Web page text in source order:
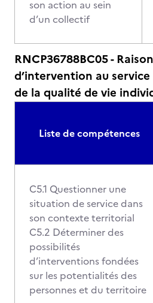
son action au sein
d’un collectif
RNCP36788BC05 -
d’intervention au
de la qualité de vie
Liste de compétences
C5.1 Questionner une
situation de service dans
son contexte territorial
C5.2 Déterminer des
possibilités
d’interventions fondées
sur les potentialités des
personnes et du territoire